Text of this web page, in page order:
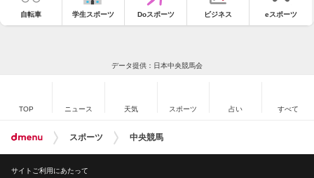
自転車 学生スポーツ Doスポーツ ビジネス eスポーツ
データ提供：日本中央競馬会
TOP ニュース 天気 スポーツ 占い すべて
スポーツ 中央競馬
サイトご利用にあたって